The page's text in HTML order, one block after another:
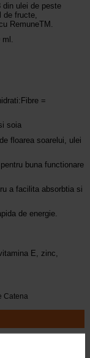
din ulei de peste
fructe,
RemuneTM.
=
soia
floarea soarelui, ulei
buna functionare
a facilita absorbtia si
de energie.
E, zinc,
Catena
EQ-ul